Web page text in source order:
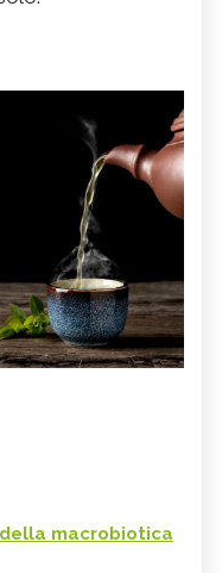
macrobiotica